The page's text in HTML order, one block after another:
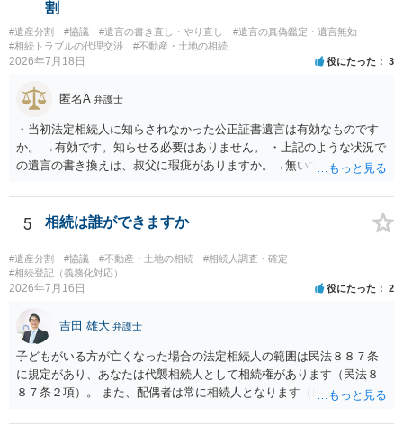
割
#遺産分割 #協議 #遺言の書き直し・やり直し
#遺言の真偽鑑定・遺言無効
#相続トラブルの代理交渉
#不動産・土地の相続
2026年7月18日 役にたった 3
匿名A 弁護士
・当初法定相続人に知らされなかった公正証書遺言は有効なものです
か。 →有効です。知らせる必要はありません。 ・上記のような状況で
の遺言の書き換えは、叔父に瑕疵がありますか。→無いです。 ・分割
ますか。 →本人が自由に決められますので、どこが妥当とは言えない
です。客観的な基準もありません。 ・できれば穏やかに、分割を拒否
することはできますか。 →分割を拒否するということは、遺産はいら
ないということでしょうか。遺言で、受取を指定されててもいらない
と拒否することはできます。理由を説明する必要はありません。
5 相続は誰ができますか
#遺産分割 #協議 #不動産・土地の相続
#相続人調査・確定
#相続登記（義務化対応）
2026年7月16日 役にたった 2
吉田 雄大 弁護士
子どもがいる方が亡くなった場合の法定相続人の範囲は民法８８７条
に規定があり、あなたは代襲相続人として相続権があります（民法８
８７条２項）。 また、配偶者は常に相続人となります（民法８９０
も相続権があります。つまり、孫５人に加えて「おじ又はおば」にも